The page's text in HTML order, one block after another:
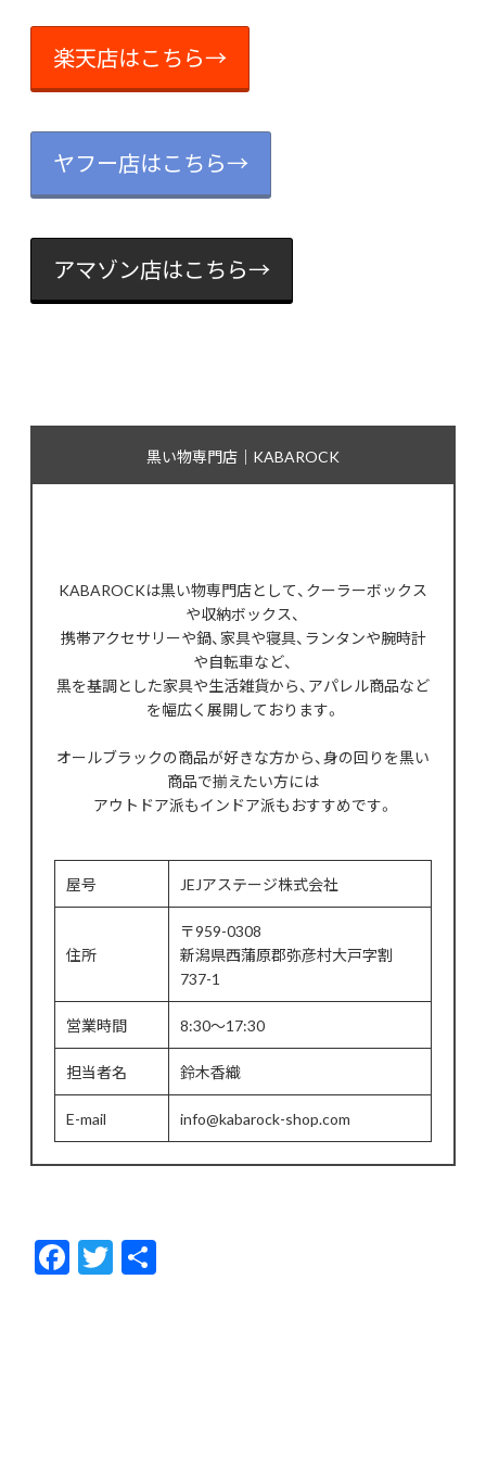
楽天店はこちら→
ヤフー店はこちら→
アマゾン店はこちら→
黒い物専門店｜KABAROCK
KABAROCKは黒い物専門店として、クーラーボックス
や収納ボックス、
携帯アクセサリーや鍋、家具や寝具、ランタンや腕時計
や自転車など、
黒を基調とした家具や生活雑貨から、アパレル商品など
を幅広く展開しております。
オールブラックの商品が好きな方から、身の回りを黒い
商品で揃えたい方には
アウトドア派もインドア派もおすすめです。
屋号 JEJアステージ株式会社
住所
〒959-0308
新潟県西蒲原郡弥彦村大戸字割
737-1
営業時間 8:30～17:30
担当者名 鈴木香織
E-mail info@kabarock-shop.com
F
ac
T
w